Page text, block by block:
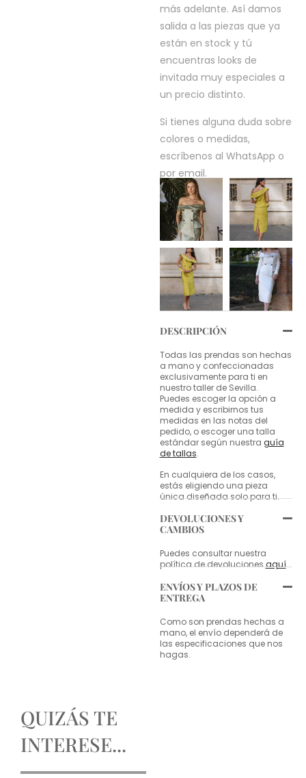
más adelante. Así damos
salida a las piezas que ya
están en stock y tú
encuentras looks de
invitada muy especiales a
un precio distinto.
Si tienes alguna duda sobre
colores o medidas,
escríbenos al WhatsApp o
por email.
DESCRIPCIÓN
Todas las prendas son hechas
a mano y confeccionadas
exclusivamente para ti en
nuestro taller de Sevilla.
Puedes escoger la opción a
medida y escribirnos tus
medidas en las notas del
pedido, o escoger una talla
estándar según nuestra guía
de tallas.
En cualquiera de los casos,
estás eligiendo una pieza
única diseñada solo para ti.
DEVOLUCIONES Y
CAMBIOS
Puedes consultar nuestra
política de devolucionesaquí.
ENVÍOS Y PLAZOS DE
ENTREGA
Como son prendas hechas a
mano, el envío dependerá de
las especificaciones que nos
hagas.
QUIZÁS TE
INTERESE...